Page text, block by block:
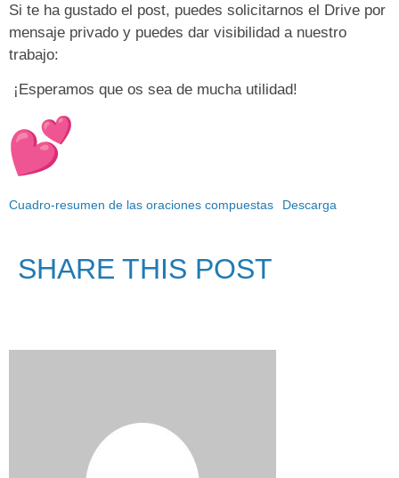
Si te ha gustado el post, puedes solicitarnos el Drive por
mensaje privado y puedes dar visibilidad a nuestro
trabajo:
¡Esperamos que os sea de mucha utilidad!
Cuadro-resumen de las oraciones compuestas Descarga
SHARE THIS POST